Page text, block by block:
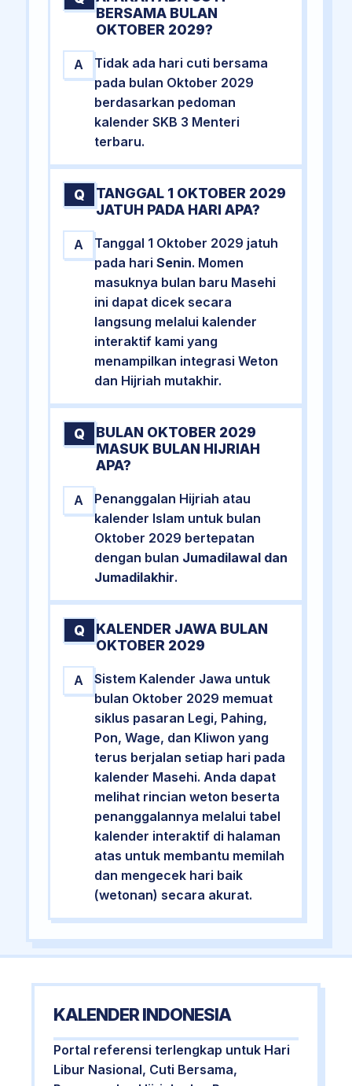
BERSAMA BULAN
OKTOBER 2029?
A
Tidak ada hari cuti bersama
pada bulan Oktober 2029
berdasarkan pedoman
kalender SKB 3 Menteri
terbaru.
Q
TANGGAL 1 OKTOBER 2029
JATUH PADA HARI APA?
A
Tanggal 1 Oktober 2029 jatuh
pada hari Senin. Momen
masuknya bulan baru Masehi
ini dapat dicek secara
langsung melalui kalender
interaktif kami yang
menampilkan integrasi Weton
dan Hijriah mutakhir.
Q
BULAN OKTOBER 2029
MASUK BULAN HIJRIAH
APA?
A
Penanggalan Hijriah atau
kalender Islam untuk bulan
Oktober 2029 bertepatan
dengan bulan Jumadilawal dan
Jumadilakhir.
Q
KALENDER JAWA BULAN
OKTOBER 2029
A
Sistem Kalender Jawa untuk
bulan Oktober 2029 memuat
siklus pasaran Legi, Pahing,
Pon, Wage, dan Kliwon yang
terus berjalan setiap hari pada
kalender Masehi. Anda dapat
melihat rincian weton beserta
penanggalannya melalui tabel
kalender interaktif di halaman
atas untuk membantu memilah
dan mengecek hari baik
(wetonan) secara akurat.
KALENDER INDONESIA
Portal referensi terlengkap untuk Hari
Libur Nasional, Cuti Bersama,